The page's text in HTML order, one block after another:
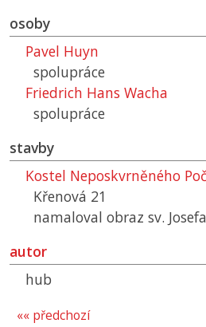
osoby
Pavel Huyn
spolupráce
Friedrich Hans Wacha
spolupráce
stavby
Kostel Neposkvrněného
Křenová 21
namaloval obraz sv. Josefa
autor
hub
«« předchozí